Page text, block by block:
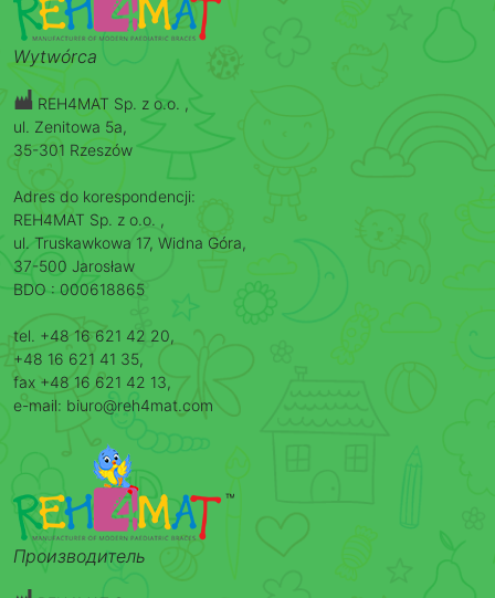
Wytwórca
REH4MAT Sp. z o.o. ,
ul. Zenitowa 5a,
35-301 Rzeszów
Adres do korespondencji:
REH4MAT Sp. z o.o. ,
ul. Truskawkowa 17, Widna Góra,
37-500 Jarosław
BDO : 000618865
tel. +48 16 621 42 20,
+48 16 621 41 35,
fax +48 16 621 42 13,
e-mail: biuro@reh4mat.com
Производитель